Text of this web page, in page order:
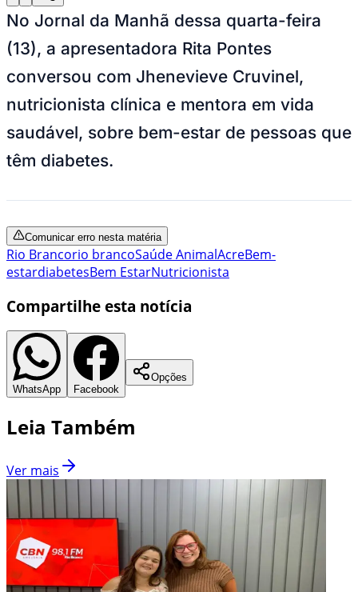
No Jornal da Manhã dessa quarta-feira
(13), a apresentadora Rita Pontes
conversou com Jhenevieve Cruvinel,
nutricionista clínica e mentora em vida
saudável, sobre bem-estar de pessoas que
têm diabetes.
Comunicar erro nesta matéria
Rio Brancorio brancoSaúde AnimalAcreBem-
estardiabetesBem EstarNutricionista
Compartilhe esta notícia
WhatsApp Facebook
Opções
Leia Também
Ver mais